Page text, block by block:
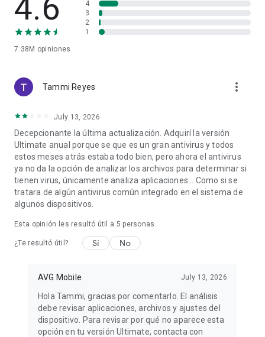
almacenamiento
✔ Compruebe la velocidad de bajada y subida de la red Wi-Fi
✔ Limpia residuos: elimine elementos no deseados ocultos,
libere espacio de disco
✔ Vea qué cuentas se han visto comprometidas en
filtraciones pasadas
riesgo sus datos
✔ Descubra los detalles de cada filtración y sepa cuándo se
ha producido
✔ Cambie las contraseñas que se han visto comprometidas
fácil y rápidamente
Detalles de la aplicación:
✔ Vea los permisos solicitados para cada aplicación
✔ Descubra posibles problemas de privacidad
Esta aplicación utiliza la API de servicio de accesibilidad para
maliciosos mediante Escudo Web.
Al instalar o actualizar esta aplicación, acepta que su uso
está sujeto a estos términos: http://m.avg.com/terms
4.6
7.38M opiniones
4
3
2
1
Tammi Reyes more_vert
July 13, 2026
Decepcionante la última actualización. Adquirí la versión
Ultimate anual porque se que es un gran antivirus y todos
estos meses atrás estaba todo bien, pero ahora el antivirus
ya no da la opción de analizar los archivos para determinar si
tienen virus, únicamente analiza aplicaciones... Como si se
tratara de algún antivirus común integrado en el sistema de
algunos dispositivos.
Esta opinión les resultó útil a 5 personas
¿Te resultó útil? Sí No
AVG Mobile July 13, 2026
Hola Tammi, gracias por comentarlo. El análisis
debe revisar aplicaciones, archivos y ajustes del
dispositivo. Para revisar por qué no aparece esta
opción en tu versión Ultimate, contacta con